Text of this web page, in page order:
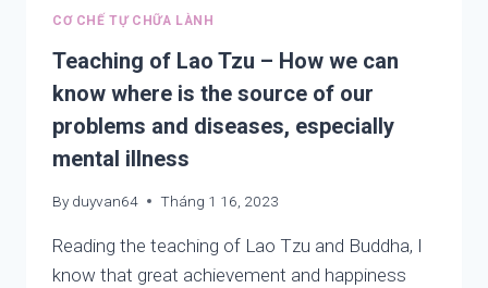
LETTER
READERS,
POLITICIANS,
SCIENTISTS
SAVE
THE
VICTIMS
OF
ADHD,
CƠ CHẾ TỰ CHỮA LÀNH
Teaching of Lao Tzu – How we can
know where is the source of our
problems and diseases, especially
mental illness
By duyvan64 Tháng 1 16, 2023
Reading the teaching of Lao Tzu and Buddha, I
know that great achievement and happiness